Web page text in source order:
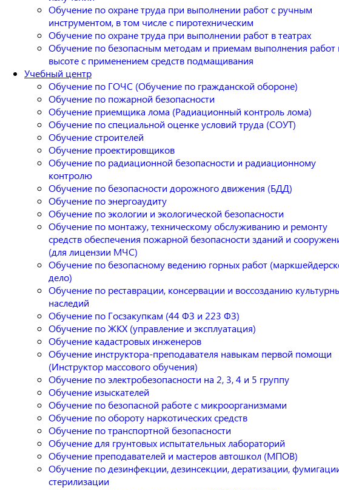
Обучение по охране труда при выполнении работ с ручным
инструментом, в том числе с пиротехническим
Обучение по охране труда при выполнении работ в театрах
Обучение по безопасным методам и приемам выполнения работ
высоте с применением средств подмащивания
Учебный центр
Обучение по ГОЧС (Обучение по гражданской обороне)
Обучение по пожарной безопасности
Обучение приемщика лома (Радиационный контроль лома)
Обучение по специальной оценке условий труда (СОУТ)
Обучение строителей
Обучение проектировщиков
Обучение по радиационной безопасности и радиационному
контролю
Обучение по безопасности дорожного движения (БДД)
Обучение по энергоаудиту
Обучение по экологии и экологической безопасности
Обучение по монтажу, техническому обслуживанию и ремонту
средств обеспечения пожарной безопасности зданий и
(для лицензии МЧС)
Обучение по безопасному ведению горных работ
дело)
Обучение по реставрации, консервации и воссозданию
наследий
Обучение по Госзакупкам (44 ФЗ и 223 ФЗ)
Обучение по ЖКХ (управление и эксплуатация)
Обучение кадастровых инженеров
Обучение инструктора-преподавателя навыкам первой помощи
(Инструктор массового обучения)
Обучение по электробезопасности на 2, 3, 4 и 5 группу
Обучение изыскателей
Обучение по безопасной работе с микроорганизмами
Обучение по обороту наркотических средств
Обучение по транспортной безопасности
Обучение для грунтовых испытательных лабораторий
Обучение преподавателей и мастеров автошкол (МПОВ)
Обучение по дезинфекции, дезинсекции, дератизации,
стерилизации